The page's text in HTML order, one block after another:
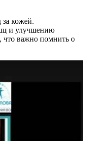
кожей.
и улучшению
что важно помнить о